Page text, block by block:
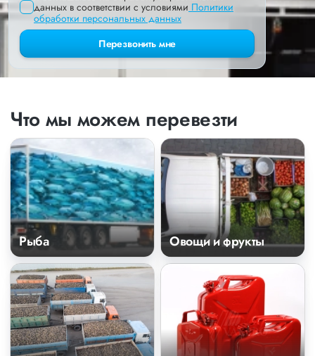
данных в соответствии с условиями Политики
обработки персональных данных
Перезвонить мне
Что мы можем перевезти
Рыба Овощи и фрукты